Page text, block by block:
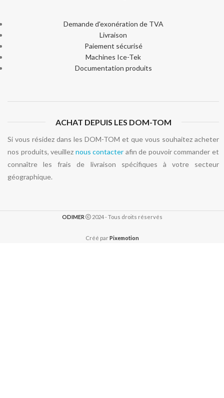
Demande d'exonération de TVA
Livraison
Paiement sécurisé
Machines Ice-Tek
Documentation produits
ACHAT DEPUIS LES DOM-TOM
Si vous résidez dans les DOM-TOM et que vous souhaitez acheter
nos produits, veuillez nous contacter afin de pouvoir commander et
connaître les frais de livraison spécifiques à votre secteur
géographique.
ODIMER 2024 - Tous droits réservés
Créé parPixemotion